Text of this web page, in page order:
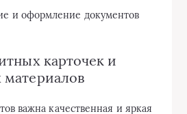
и оформление документов
карточек и
важна качественная и яркая